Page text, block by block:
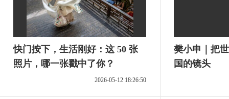
快门按下，生活刚好：这 50 张
照片，哪一张戳中了你？
2026-05-12 18:26:50
樊小申｜把
国的镜头